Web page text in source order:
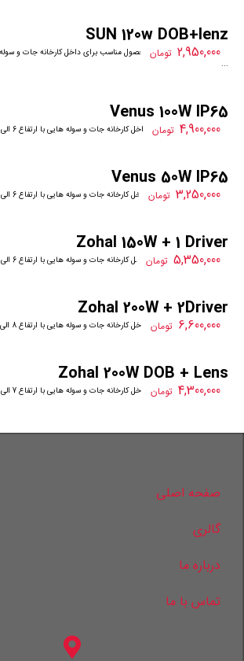
2,950,000 تومان
SUN 120w DOB+lenz
...
4,900,000 تومان
Venus 100W IP65
این محصول مناسب برای داخل کارخانه جات و سوله هایی با ارتفاع 6 الی 10 متر میباشد که با ...
3,250,000 تومان
Venus 50W IP65
این محصول مناسب برای داخل کارخانه جات و سوله هایی با ارتفاع 6 الی 10 متر میباشد که با ...
5,350,000 تومان
Zohal 150W + 1 Driver
این محصول مناسب برای داخل کارخانه جات و سوله هایی با ارتفاع 6 الی 11 متر میباشد که با ...
6,600,000 تومان
Zohal 200W + 2Driver
این محصول مناسب برای داخل کارخانه جات و سوله هایی با ارتفاع 8 الی 14 متر میباشد که با ...
4,300,000 تومان
Zohal 200W DOB + Lens
این محصول مناسب برای داخل کارخانه جات و سوله هایی با ارتفاع 7 الی 14 متر می باشد که ...
صفحه اصلی
گالری
درباره ما
تماس با ما